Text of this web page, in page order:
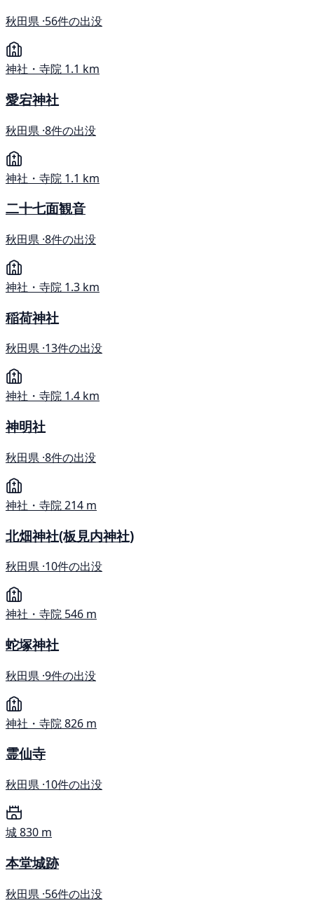
秋田県 ·56件の出没
神社・寺院 1.1 km
愛宕神社
秋田県 ·8件の出没
神社・寺院 1.1 km
二十七面観音
秋田県 ·8件の出没
神社・寺院 1.3 km
稲荷神社
秋田県 ·13件の出没
神社・寺院 1.4 km
神明社
秋田県 ·8件の出没
神社・寺院214 m
北畑神社(板見内神社)
秋田県 ·10件の出没
神社・寺院 546 m
蛇塚神社
秋田県 ·9件の出没
神社・寺院826 m
霊仙寺
秋田県 ·10件の出没
城830 m
本堂城跡
秋田県 ·56件の出没